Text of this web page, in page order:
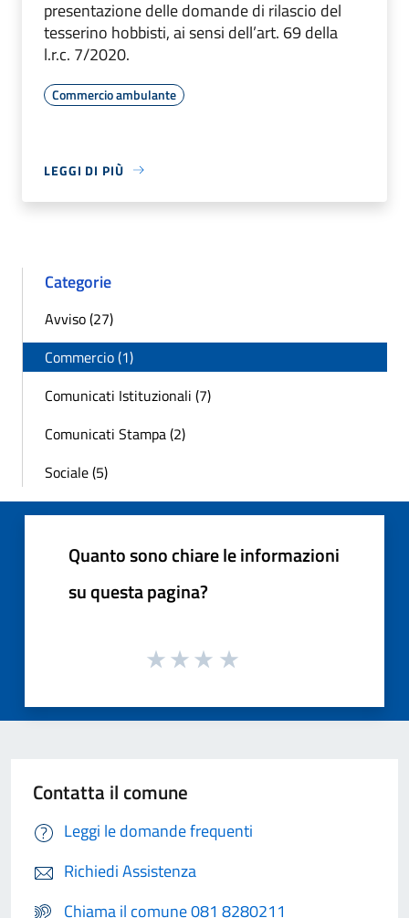
presentazione delle domande di rilascio del
tesserino hobbisti, ai sensi dell’art. 69 della
l.r.c. 7/2020.
Commercio ambulante
LEGGI DI PIÙ
Categorie
Avviso (27)
Commercio (1)
Comunicati Istituzionali (7)
Comunicati Stampa (2)
Sociale (5)
Quanto sono chiare le informazioni
su questa pagina?
Contatta il comune
Leggi le domande frequenti
Richiedi Assistenza
Chiama il comune 081 8280211